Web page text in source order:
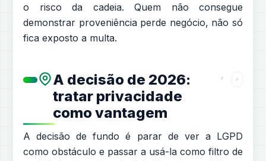
o risco da cadeia. Quem não consegue
demonstrar proveniência perde negócio, não só
fica exposto a multa.
A decisão de 2026:
tratar privacidade
como vantagem
A decisão de fundo é parar de ver a LGPD
como obstáculo e passar a usá-la como filtro de